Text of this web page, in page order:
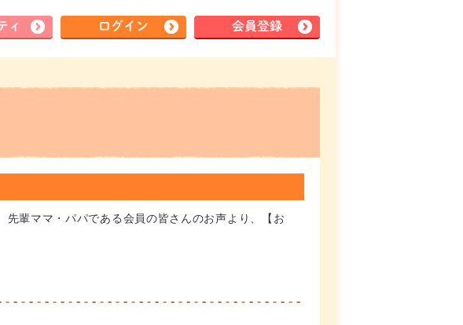
ィ ログイン 会員登録
輩ママ・パパである会員の皆さんのお声より、【お